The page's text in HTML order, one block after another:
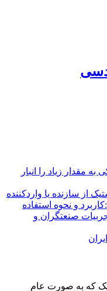
مقدار زیاد را انبار
از سازنده یا واردکننده
و نحوه استفاده
صنعتگران و
که به صورت عام